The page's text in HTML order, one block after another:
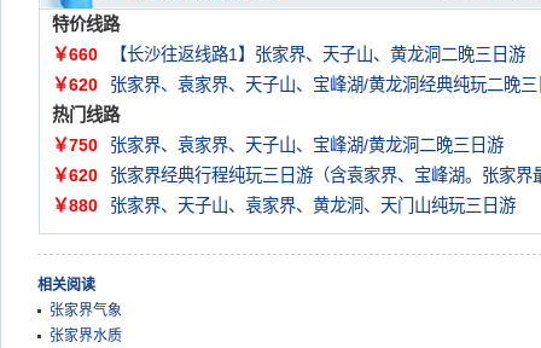
特价线路
￥660
【长沙往返线路1】张家界、天子山、黄龙洞二晚三日游
￥620
张家界、袁家界、天子山、宝峰湖/黄龙洞经典纯玩二晚三
热门线路
￥750
张家界、袁家界、天子山、宝峰湖/黄龙洞二晚三日游
￥620
张家界经典行程纯玩三日游（含袁家界、宝峰湖。张家界
￥880
张家界、天子山、袁家界、黄龙洞、天门山纯玩三日游
相关阅读
张家界气象
张家界水质